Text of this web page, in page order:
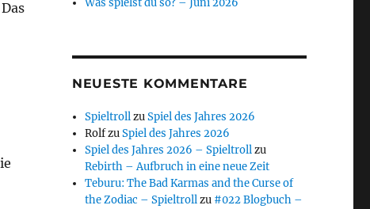
Was spielst du so? – Juni 2026
NEUESTE KOMMENTARE
SpieltrollzuSpiel des Jahres 2026
RolfzuSpiel des Jahres 2026
Spiel des Jahres 2026 – Spieltrollzu
Rebirth – Aufbruch in eine neue Zeit
Teburu: The Bad Karmas and the Curse of
the Zodiac – Spieltrollzu #022 Blogbuch –